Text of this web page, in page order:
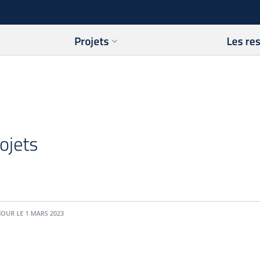
Projets Les
LE 1 MARS 2023